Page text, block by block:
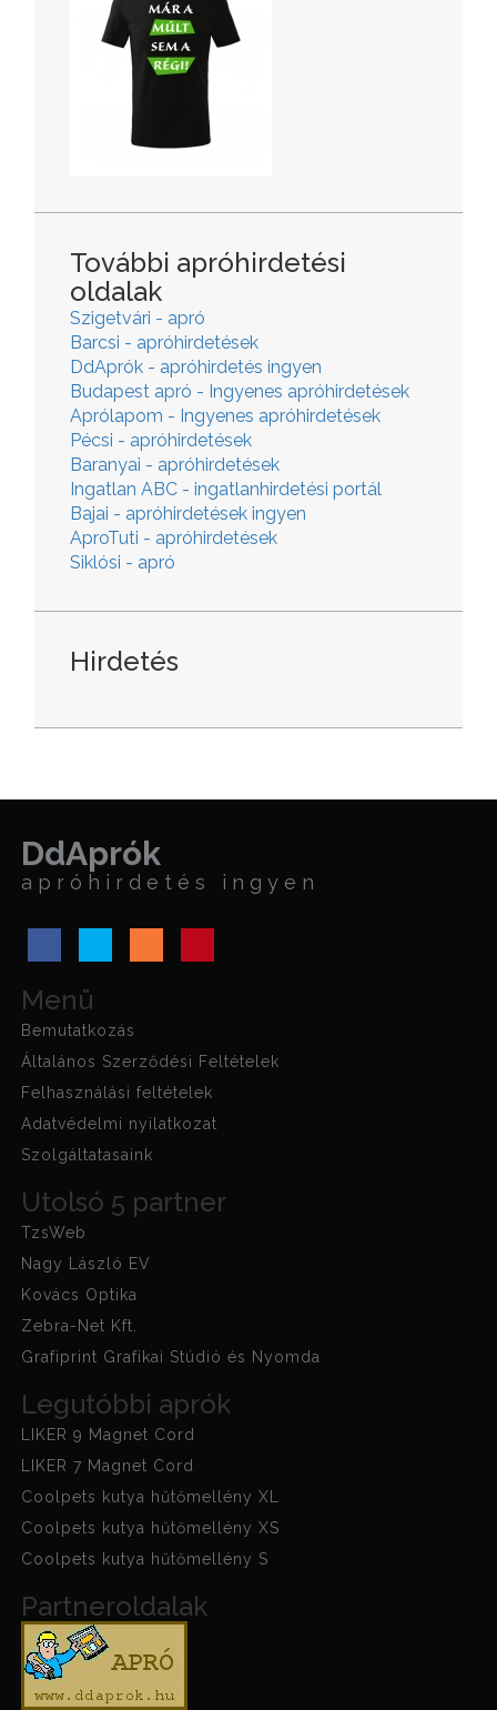
További apróhirdetési
oldalak
Szigetvári - apró
Barcsi - apróhirdetések
DdAprók - apróhirdetés ingyen
Budapest apró - Ingyenes apróhirdetések
Aprólapom - Ingyenes apróhirdetések
Pécsi - apróhirdetések
Baranyai - apróhirdetések
Ingatlan ABC - ingatlanhirdetési portál
Bajai - apróhirdetések ingyen
AproTuti - apróhirdetések
Siklósi - apró
Hirdetés
DdAprók
apróhirdetés ingyen
Menü
Bemutatkozás
Általános Szerződési Feltételek
Felhasználási feltételek
Adatvédelmi nyilatkozat
Szolgáltatasaink
Utolsó 5 partner
TzsWeb
Nagy László EV
Kovács Optika
Zebra-Net Kft.
Grafiprint Grafikai Stúdió és Nyomda
Legutóbbi aprók
LIKER 9 Magnet Cord
LIKER 7 Magnet Cord
Coolpets kutya hűtőmellény XL
Coolpets kutya hűtőmellény XS
Coolpets kutya hűtőmellény S
Partneroldalak